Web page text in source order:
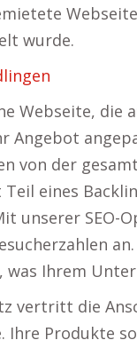
wurde.
Webseite, die
Angebot
von der
eines
unserer SEO-
Ihrem
vertritt die
Ihre Produkte